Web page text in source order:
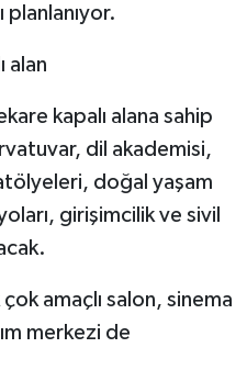
planlanıyor.
alan
kapalı alana sahip
dil akademisi,
doğal yaşam
girişimcilik ve sivil
amaçlı salon, sinema
merkezi de